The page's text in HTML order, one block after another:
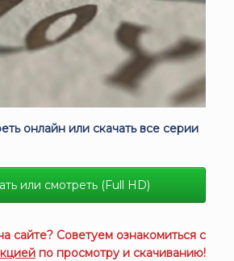
онлайн или скачать все серии
или смотреть (Full HD)
сайте? Советуем ознакомиться с
по просмотру и скачиванию!